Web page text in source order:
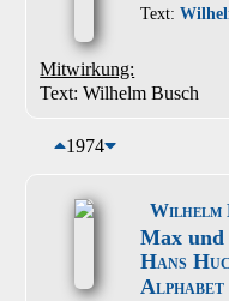
Text:
Mitwirkung:
Text: Wilhelm Busch
1974
Wilhelm
Max
Hans
Alphabet